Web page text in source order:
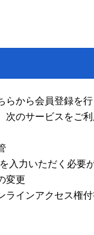
から会員登録を行
のサービスをご利
入力いただく必要
変更
ラインアクセス権